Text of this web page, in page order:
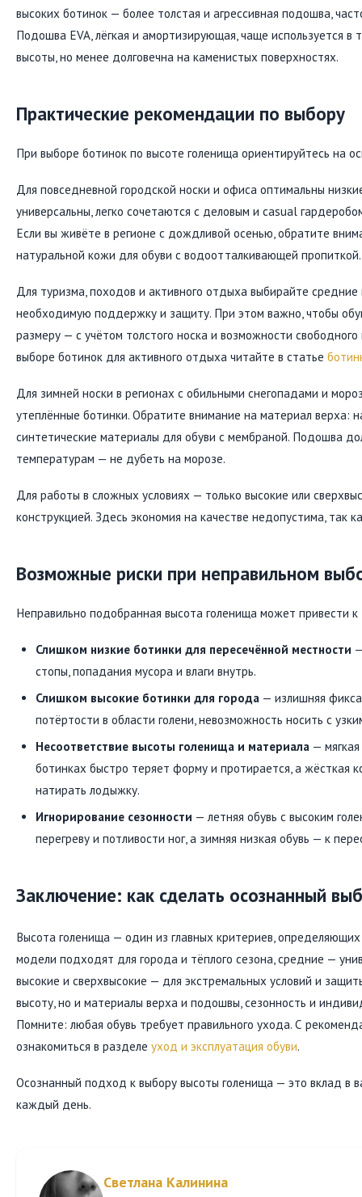
высоких ботинок — более толстая и агрессивная подошва,
Подошва EVA, лёгкая и амортизирующая, чаще используется в
высоты, но менее долговечна на каменистых поверхностях.
Практические рекомендации по выбору
При выборе ботинок по высоте голенища ориентируйтесь на
Для повседневной городской носки и офиса оптимальны
универсальны, легко сочетаются с деловым и casual
Если вы живёте в регионе с дождливой осенью, обратите
натуральной кожи для обуви с водоотталкивающей пропиткой.
Для туризма, походов и активного отдыха выбирайте
необходимую поддержку и защиту. При этом важно, чтобы
размеру — с учётом толстого носка и возможности
выборе ботинок для активного отдыха читайте в статье
Для зимней носки в регионах с обильными снегопадами и
утеплённые ботинки. Обратите внимание на материал верха:
синтетические материалы для обуви с мембраной. Подошва
температурам — не дубеть на морозе.
Для работы в сложных условиях — только высокие или
конструкцией. Здесь экономия на качестве недопустима, так
Возможные риски при неправильном
Неправильно подобранная высота голенища может привести
Слишком низкие ботинки для пересечённой местности
стопы, попадания мусора и влаги внутрь.
Слишком высокие ботинки для города — излишняя
потёртости в области голени, невозможность носить с
Несоответствие высоты голенища и материала —
ботинках быстро теряет форму и протирается, а жёсткая
натирать лодыжку.
Игнорирование сезонности — летняя обувь с высоким
перегреву и потливости ног, а зимняя низкая обувь — к
Заключение: как сделать осознанный
Высота голенища — один из главных критериев,
модели подходят для города и тёплого сезона, средние —
высокие и сверхвысокие — для экстремальных условий и
высоту, но и материалы верха и подошвы, сезонность и
Помните: любая обувь требует правильного ухода. С
ознакомиться в разделе уход и эксплуатация обуви.
Осознанный подход к выбору высоты голенища — это вклад в
каждый день.
Светлана Калинина